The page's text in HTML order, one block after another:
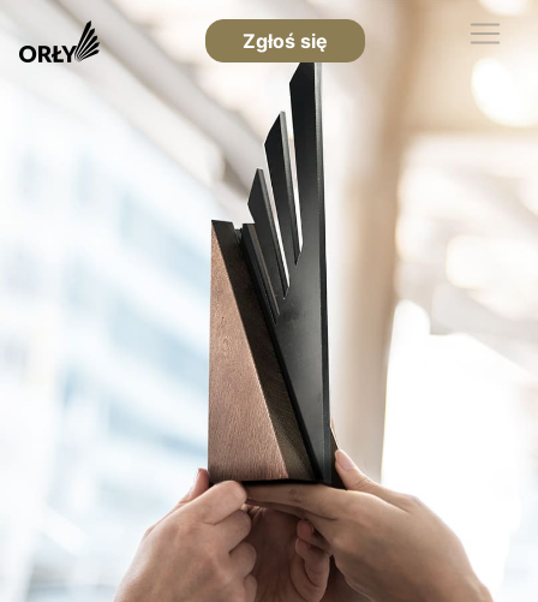
Zgłoś się